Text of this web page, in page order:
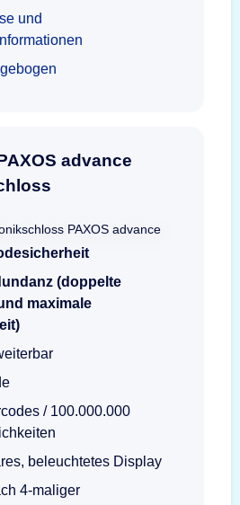
und
advance
(doppelte
maximale
/ 100.000.000
beleuchtetes Display
4-maliger